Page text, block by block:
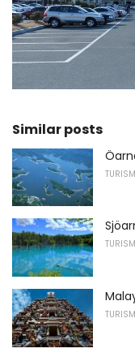
Similar posts
TURISM
TURISM
TURISM